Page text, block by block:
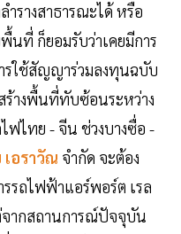
รางสาธารณะได้ หรือ
นที่ ก็ยอมรับว่าเคยมีการ
รใช้สัญญาร่วมลงทุนฉบับ
ร้างพื้นที่ทับซ้อนระหว่าง
ฟไทย - จีน ช่วงบางซื่อ -
เอราวัณ จำกัด จะต้อง
รถไฟฟ้าแอร์พอร์ต เรล
จากสถานการณ์ปัจจุบัน